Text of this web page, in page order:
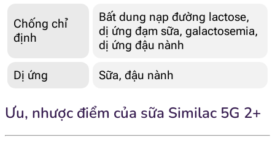
Chống chỉ
định
Bất dung nạp đường lactose,
dị ứng đạm sữa, galactosemia,
dị ứng đậu nành
Dị ứng Sữa, đậu nành
Ưu, nhược điểm của sữa Similac 5G 2+